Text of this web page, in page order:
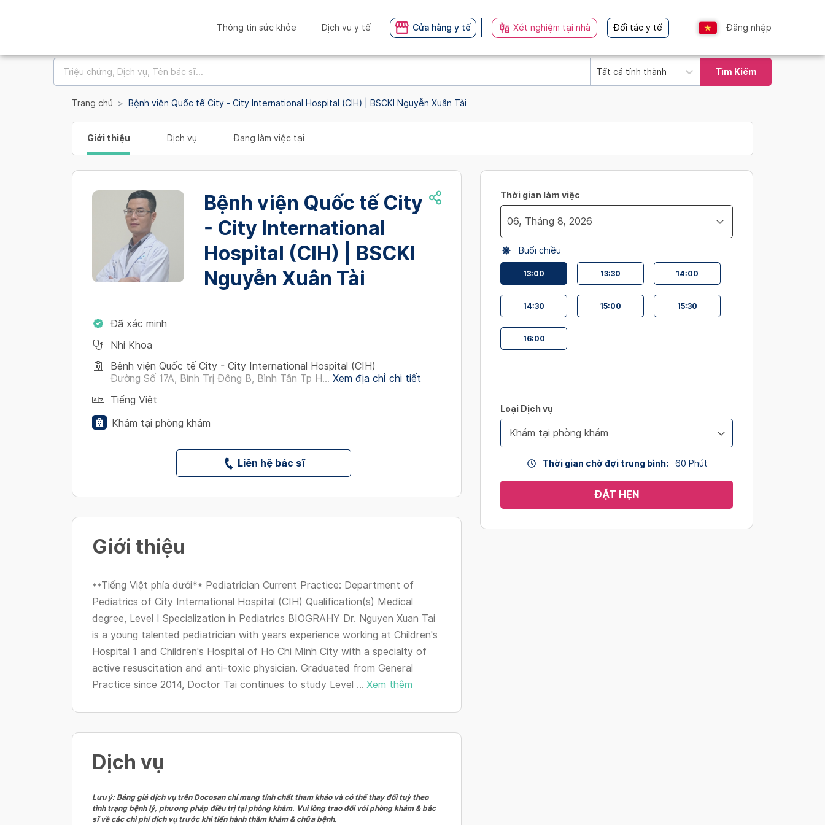
Thông tin sức khỏe Dịch vụ y tế Cửa hàng y tế Xét nghiệm tại nhà Đối tác y tế Đăng nhập
Tất cả tỉnh thành Tìm Kiếm
Trang chủ Bệnh viện Quốc tế City - City International Hospital (CIH) | BSCKI Nguyễn Xuân Tài
Giới thiệu Dịch vụ Đang làm việc tại
Bệnh viện Quốc tế City
- City International
Hospital (CIH) | BSCKI
Nguyễn Xuân Tài
Đã xác minh
Nhi Khoa
Bệnh viện Quốc tế City - City International Hospital (CIH)
Đường Số 17A, Bình Trị Đông B, Bình Tân Tp H... Xem địa chỉ chi tiết
Tiếng Việt
Khám tại phòng khám
Liên hệ bác sĩ
Giới thiệu
**Tiếng Việt phía dưới** Pediatrician Current Practice: Department of
Pediatrics of City International Hospital (CIH) Qualification(s) Medical
degree, Level I Specialization in Pediatrics BIOGRAHY Dr. Nguyen Xuan Tai
is a young talented pediatrician with years experience working at Children's
Hospital 1 and Children's Hospital of Ho Chi Minh City with a specialty of
active resuscitation and anti-toxic physician. Graduated from General
Practice since 2014, Doctor Tai continues to study Level ... Xem thêm
Dịch vụ
Lưu ý: Bảng giá dịch vụ trên Docosan chỉ mang tính chất tham khảo và có thể thay đổi tuỳ theo
tình trạng bệnh lý, phương pháp điều trị tại phòng khám. Vui lòng trao đổi với phòng khám & bác
sĩ về các chi phí dịch vụ trước khi tiến hành thăm khám & chữa bệnh.
Thời gian làm việc
Navigate
forward
interact
with
calendar
the
question
mark
shortcuts
Buổi chiều
13:00 13:30 14:00
14:30 15:00 15:30
16:00
Loại Dịch vụ
Khám tại phòng khám
Thời gian chờ đợi trung bình: 60 Phút
ĐẶT HẸN